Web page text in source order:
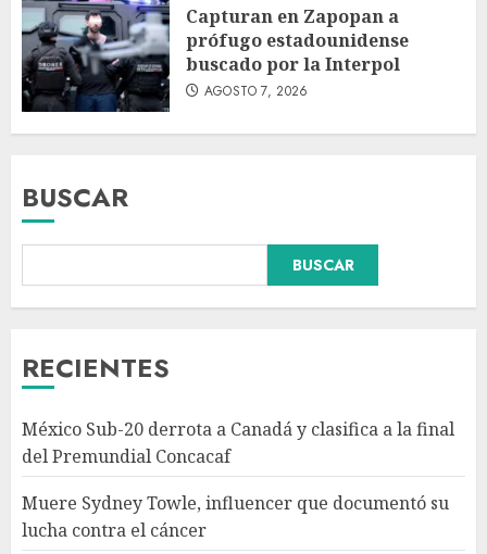
Capturan en Zapopan a
prófugo estadounidense
buscado por la Interpol
AGOSTO 7, 2026
BUSCAR
BUSCAR
RECIENTES
México Sub-20 derrota a Canadá y clasifica a la final
del Premundial Concacaf
Muere Sydney Towle, influencer que documentó su
lucha contra el cáncer
3
Abelardo de la Espriella
4
Pronostican victoria 3-1 de
América Femenil sobre Cruz
Azul en Jornada 2
AGOSTO 8, 2026